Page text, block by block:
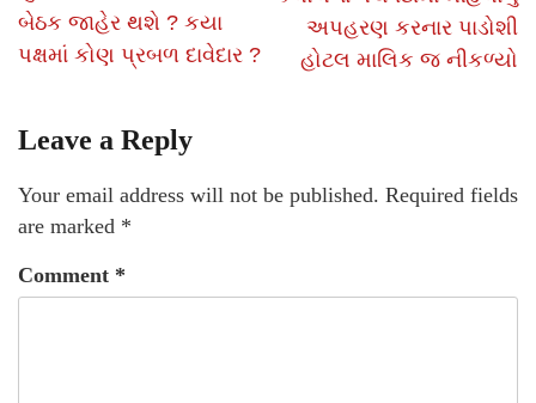
બેઠક જાહેર થશે ? કયા
પક્ષમાં કોણ પ્રબળ દાવેદાર ?
અપહરણ કરનાર પાડોશી
હોટલ માલિક જ નીકળ્યો
Leave a Reply
Your email address will not be published. Required fields
are marked *
Comment *